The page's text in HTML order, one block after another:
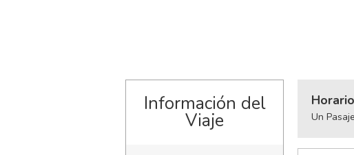
Información del
Viaje Un